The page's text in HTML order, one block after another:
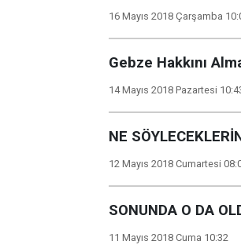
16 Mayıs 2018 Çarşamba
Gebze Hakkını
14 Mayıs 2018 Pazartesi
NE
12 Mayıs 2018 Cumartesi
SONUNDA O DA
11 Mayıs 2018 Cuma 10:32